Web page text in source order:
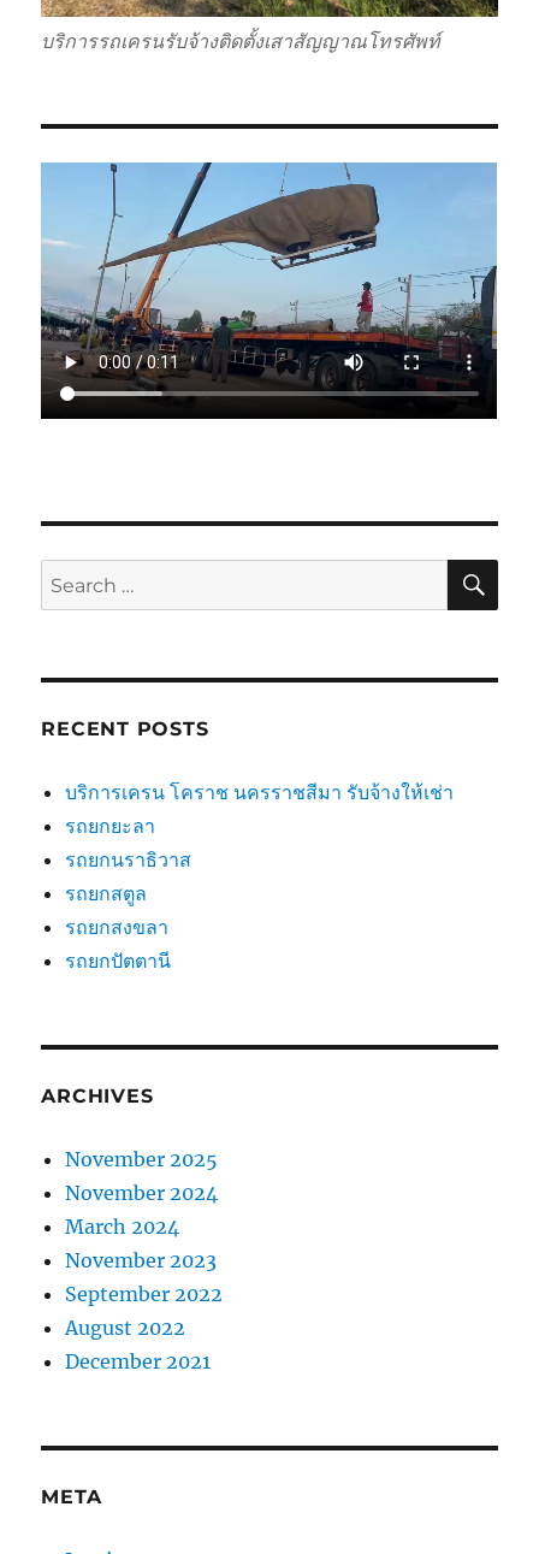
บริการรถเครนรับจ้างติดตั้งเสาสัญญาณโทรศัพท์
Search
for:
RECENT POSTS
บริการเครน โคราช นครราชสีมา รับจ้างให้เช่า
รถยกยะลา
รถยกนราธิวาส
รถยกสตูล
รถยกสงขลา
รถยกปัตตานี
ARCHIVES
November 2025
November 2024
March 2024
November 2023
September 2022
August 2022
December 2021
META